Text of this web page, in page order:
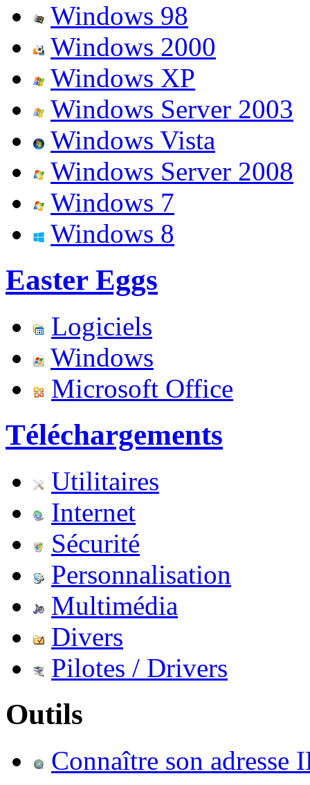
Windows 98
Windows 2000
Windows XP
Windows Server 2003
Windows Vista
Windows Server 2008
Windows 7
Windows 8
Easter Eggs
Logiciels
Windows
Microsoft Office
Téléchargements
Utilitaires
Internet
Sécurité
Personnalisation
Multimédia
Divers
Pilotes / Drivers
Outils
Connaître son adresse